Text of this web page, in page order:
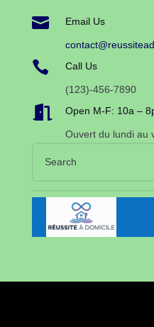
 Email Us
 Call Us
(123)-456-7890
 Open M-F: 10a –
Ouvert du lundi au